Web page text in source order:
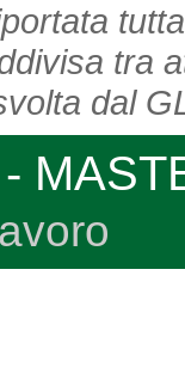
tra
dal